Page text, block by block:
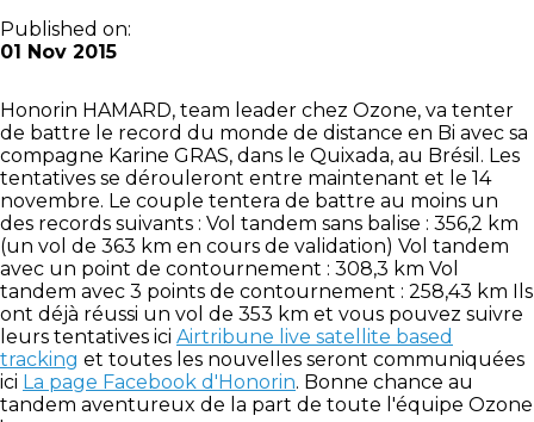
Published on:
01 Nov 2015
Honorin HAMARD, team leader chez Ozone, va tenter
de battre le record du monde de distance en Bi avec sa
compagne Karine GRAS, dans le Quixada, au Brésil. Les
tentatives se dérouleront entre maintenant et le 14
novembre. Le couple tentera de battre au moins un
des records suivants : Vol tandem sans balise : 356,2 km
(un vol de 363 km en cours de validation) Vol tandem
avec un point de contournement : 308,3 km Vol
tandem avec 3 points de contournement : 258,43 km Ils
ont déjà réussi un vol de 353 km et vous pouvez suivre
leurs tentatives ici Airtribune live satellite based
tracking et toutes les nouvelles seront communiquées
ici La page Facebook d'Honorin. Bonne chance au
tandem aventureux de la part de toute l'équipe Ozone